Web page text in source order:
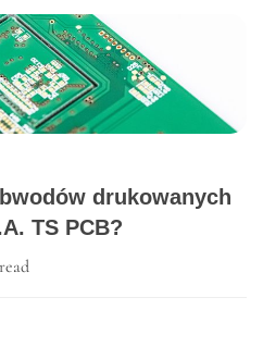
elementów
onboardingu
5 min read